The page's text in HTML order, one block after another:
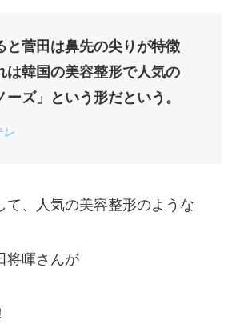
と菅田は鼻先の尖りが特徴
は韓国の美容整形で人気の
ーズ」という形だという。
レ
て、人気の美容整形のような
将暉さんが